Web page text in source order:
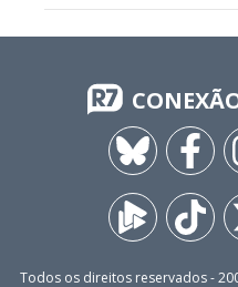
Todos os direitos reservados -